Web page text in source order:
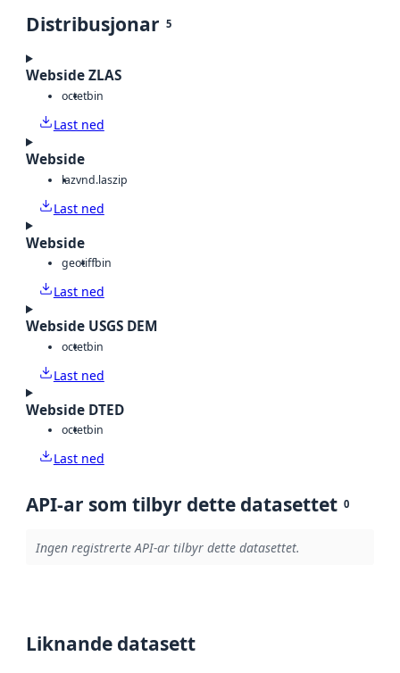
Distribusjonar 5
Webside ZLAS
octetbin
Last ned
Webside
lazvnd.laszip
Last ned
Webside
geotiffbin
Last ned
Webside USGS DEM
octetbin
Last ned
Webside DTED
octetbin
Last ned
API-ar som tilbyr dette datasettet 0
Ingen registrerte API-ar tilbyr dette datasettet.
Liknande datasett